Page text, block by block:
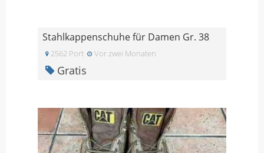
Stahlkappenschuhe für Damen Gr. 38
2562 Port Vor zwei Monaten
Gratis